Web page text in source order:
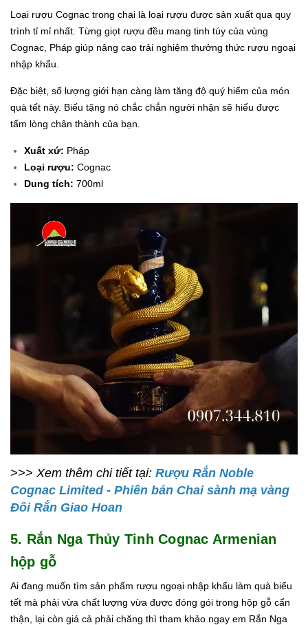
Loại rượu Cognac trong chai là loại rượu được sản xuất qua quy
trình tỉ mỉ nhất. Từng giọt rượu đều mang tinh túy của vùng
Cognac, Pháp giúp nâng cao trải nghiệm thưởng thức rượu ngoại
nhập khẩu.
Đặc biệt, số lượng giới hạn càng làm tăng độ quý hiếm của món
quà tết này. Biếu tặng nó chắc chắn người nhận sẽ hiểu được
tấm lòng chân thành của bạn.
Xuất xứ: Pháp
Loại rượu: Cognac
Dung tích: 700ml
>>> Xem thêm chi tiết tại: Rượu Rắn Noble
Cognac Limited - Phiên bản Chai sành mạ vàng
Đôi Rắn Giao Hoan
5. Rắn Nga Thủy Tinh Cognac Armenian
hộp gỗ
Ai đang muốn tìm sản phẩm rượu ngoại nhập khẩu làm quà biếu
tết mà phải vừa chất lượng vừa được đóng gói trong hộp gỗ cẩn
thận, lại còn giá cả phải chăng thì tham khảo ngay em Rắn Nga